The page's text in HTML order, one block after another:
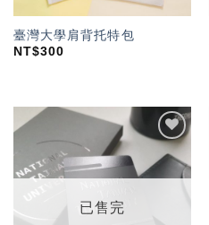
臺灣大學肩背托特包
NT$300
加入
「願
望輕
已售完